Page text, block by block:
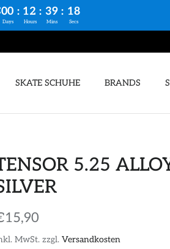
00 : 12 : 39 : 17
Days Hours Mins Secs
SKATE SCHUHE BRANDS
5.25
MwSt. zzgl.Versandkosten